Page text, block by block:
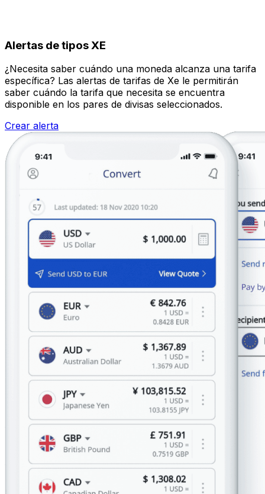
Alertas de tipos XE
¿Necesita saber cuándo una moneda alcanza una tarifa
específica? Las alertas de tarifas de Xe le permitirán
saber cuándo la tarifa que necesita se encuentra
disponible en los pares de divisas seleccionados.
Crear alerta